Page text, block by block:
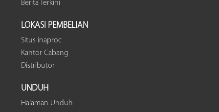
Berita Terkini
LOKASI PEMBELIAN
Situs inaproc
Kantor Cabang
Distributor
UNDUH
Halaman Unduh